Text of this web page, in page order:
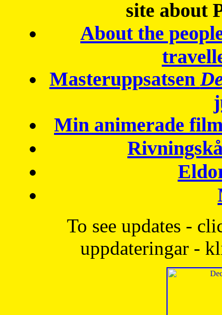
site about
About the
Masteruppsatsen
Min animerade
To see updates -
uppdateringar -